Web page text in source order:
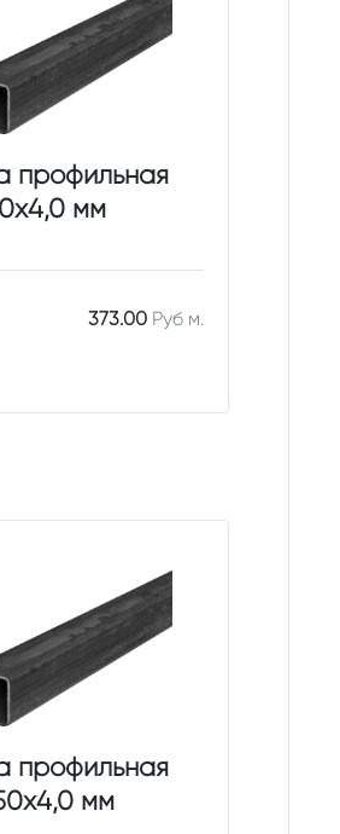
профильная
мм
373.00Руб м.
профильная
мм